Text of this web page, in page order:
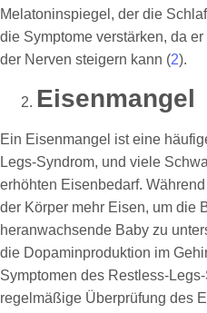
Melatoninspiegel, der die
die Symptome verstärken, da
der Nerven steigern kann (2).
Eisenmangel
Ein Eisenmangel ist eine
Legs-Syndrom, und viele
erhöhten Eisenbedarf.
der Körper mehr Eisen, um die
heranwachsende Baby zu
die Dopaminproduktion im
Symptomen des Restless-
regelmäßige Überprüfung des